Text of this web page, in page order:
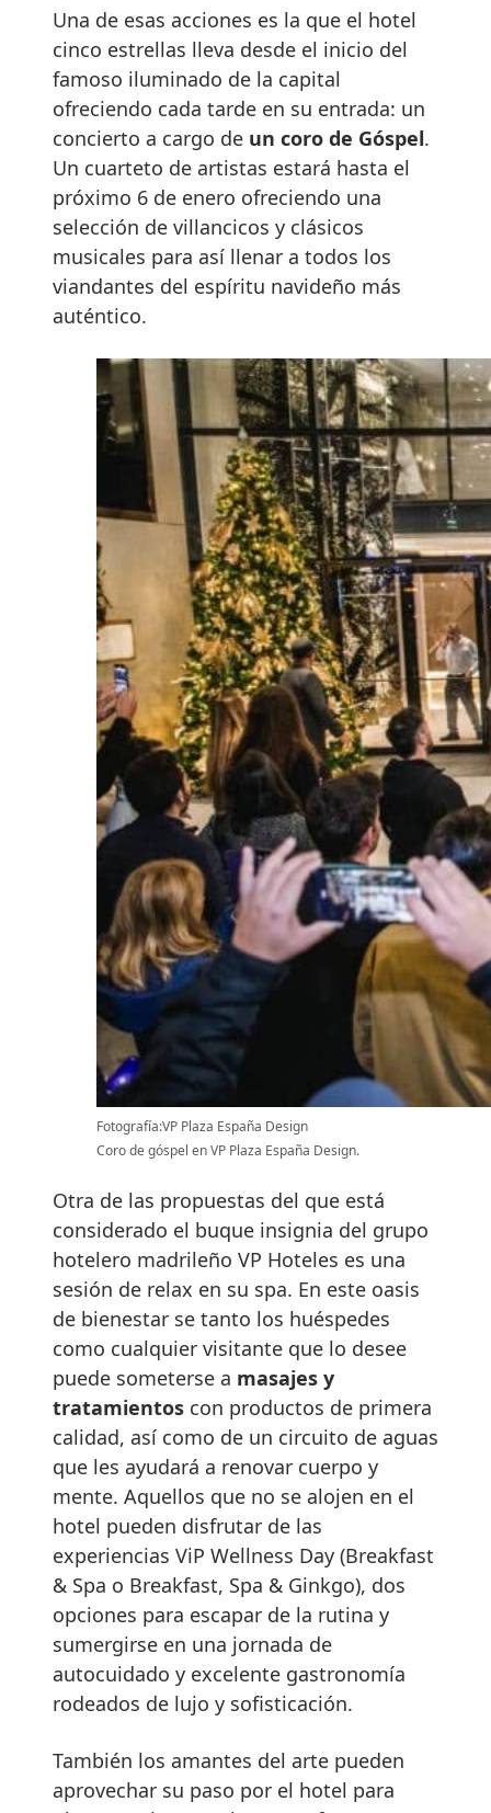
Una de esas acciones es la que el hotel
cinco estrellas lleva desde el inicio del
famoso iluminado de la capital
ofreciendo cada tarde en su entrada: un
concierto a cargo de un coro de Góspel.
Un cuarteto de artistas estará hasta el
próximo 6 de enero ofreciendo una
selección de villancicos y clásicos
musicales para así llenar a todos los
viandantes del espíritu navideño más
auténtico.
Fotografía:VP Plaza España Design
Coro de góspel en VP Plaza España Design.
Otra de las propuestas del que está
considerado el buque insignia del grupo
hotelero madrileño VP Hoteles es una
sesión de relax en su spa. En este oasis
de bienestar se tanto los huéspedes
como cualquier visitante que lo desee
puede someterse a masajes y
tratamientos con productos de primera
calidad, así como de un circuito de aguas
que les ayudará a renovar cuerpo y
mente. Aquellos que no se alojen en el
hotel pueden disfrutar de las
experiencias ViP Wellness Day (Breakfast
& Spa o Breakfast, Spa & Ginkgo), dos
opciones para escapar de la rutina y
sumergirse en una jornada de
autocuidado y excelente gastronomía
rodeados de lujo y sofisticación.
También los amantes del arte pueden
aprovechar su paso por el hotel para